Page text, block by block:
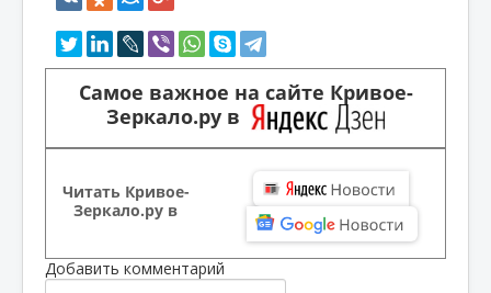
Самое важное на сайте Кривое-
Зеркало.ру в
Читать Кривое-
Зеркало.ру в
Добавить комментарий